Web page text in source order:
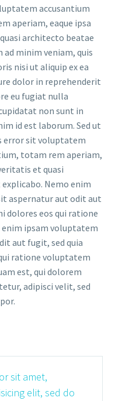
accusantium
aperiam, eaque ipsa
architecto beatae
minim veniam, quis
nisi ut aliquip ex ea
dolor in reprehenderit
eu fugiat nulla
non sunt in
id est laborum. Sed ut
error sit voluptatem
totam rem aperiam,
et quasi
Nemo enim
aspernatur aut odit aut
dolores eos qui ratione
ipsam voluptatem
aut fugit, sed quia
ratione voluptatem
est, qui dolorem
adipisci velit, sed
sit amet,
elit, sed do